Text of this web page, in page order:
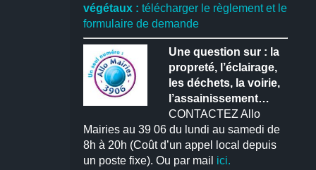
végétaux : télécharger le règlement et le
formulaire de demande
Une question sur : la
propreté, l’éclairage,
les déchets, la voirie,
l’assainissement…
CONTACTEZ Allo
Mairies au 39 06 du lundi au samedi de
8h à 20h (Coût d’un appel local depuis
un poste fixe). Ou par mail ici.